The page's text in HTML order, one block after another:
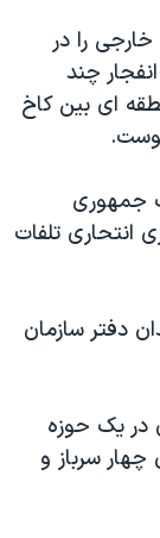
را در
چند
ای بین کاخ
جمهوری
انتحاری تلفات
دفتر سازمان
در یک حوزه
سرباز و